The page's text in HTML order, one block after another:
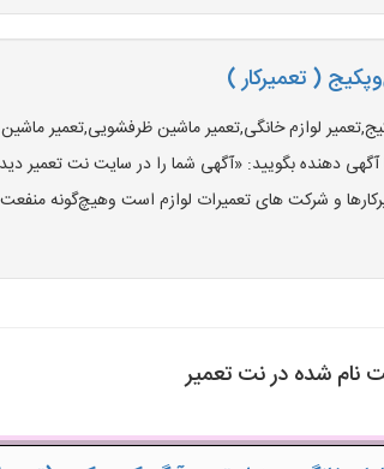
( تعمیرکار )
لوازم خانگی,تعمیر ماشین ظرفشویی,تعمیر
بگویید: «آگهی شما را در سایت نت تعمیر دیده ام و کد
و شرکت های تعمیرات لوازم است وهیچ‌گونه منفعت
نام شده در نت تعمیر